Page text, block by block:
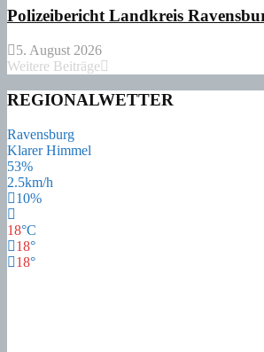
Polizeibericht Landkreis
5. August 2026
Weitere Beiträge
REGIONALWETTER
Ravensburg
Klarer Himmel
53%
2.5km/h
10%
18°C
18°
18°